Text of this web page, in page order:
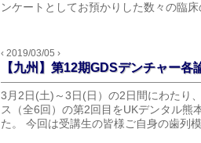
ンケートとしてお預かりした数々の臨
‹ 2019/03/05 ›
【九州】第12期GDSデンチャー各
3月2日(土)～3日(日）の2日間にわたり
ス（全6回）の第2回目をUKデンタル熊
た。 今回は受講生の皆様ご自身の歯列